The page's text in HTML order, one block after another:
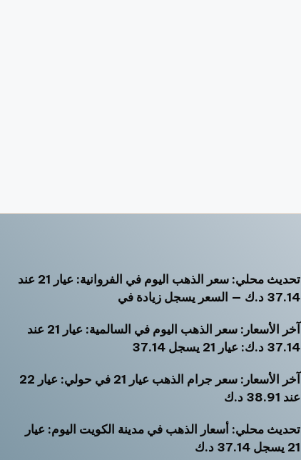
تحديث محلي: سعر الذهب اليوم في الفروانية: عيار 21 عند
37.14 د.ك — السعر يسجل زيادة في
آخر الأسعار: سعر الذهب اليوم في السالمية: عيار 21 عند
37.14 د.ك: عيار 21 يسجل 37.14
آخر الأسعار: سعر جرام الذهب عيار 21 في حولي: عيار 22
عند 38.91 د.ك
تحديث محلي: أسعار الذهب في مدينة الكويت اليوم: عيار
21 يسجل 37.14 د.ك